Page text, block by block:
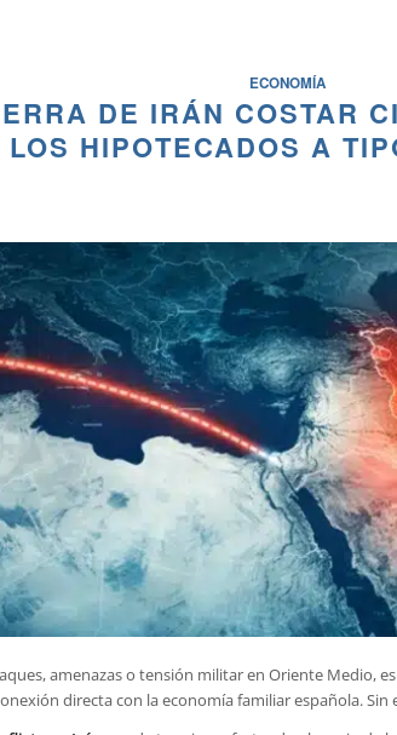
ECONOMÍA
DE IRÁN COSTAR
LOS HIPOTECADOS A
amenazas o tensión militar en Oriente Medio,
directa con la economía familiar española. Sin